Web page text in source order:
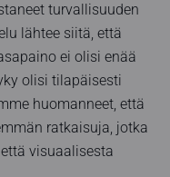
turvallisuuden
lähtee siitä, että
ei olisi enää
olisi tilapäisesti
huomanneet, että
ratkaisuja, jotka
visuaalisesta